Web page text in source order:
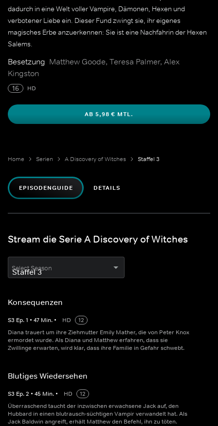
dadurch in eine Welt voller Vampire, Dämonen, Hexen und
verbotener Liebe ein. Dieser Fund zwingt sie, ihr eigenes
magisches Erbe anzuerkennen: Sie ist eine Nachfahrin der Hexen
Salems.
Besetzung Matthew Goode, Teresa Palmer, Alex
Kingston
16 HD
AB 5,98 € MTL.
Home Serien A Discovery of Witches Staffel 3
EPISODENGUIDE DETAILS
Stream die Serie A Discovery of Witches
Select Season
Konsequenzen
S3 Ep.1 • 47 Min. • HD
12
Diana trauert um ihre Ziehmutter Emily Mather, die von Peter Knox
ermordet wurde. Als Diana und Matthew erfahren, dass sie
Zwillinge erwarten, wird klar, dass ihre Familie in Gefahr schwebt.
Blutiges Wiedersehen
S3 Ep.2 • 45 Min. • HD
12
Überraschend taucht der inzwischen erwachsene Jack auf, den
Hubbard in einen blutrausch-süchtigen Vampir verwandelt hat. Als
Jack Baldwin angreift, erhält Matthew den Befehl, ihn zu töten.